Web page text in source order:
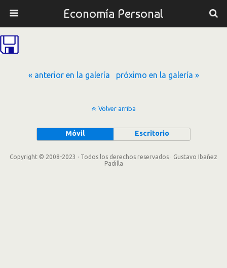
Economía Personal
« anterior en la galería próximo en la galería »
Volver arriba
Móvil Escritorio
Copyright © 2008-2023 · Todos los derechos reservados · Gustavo Ibañez
Padilla